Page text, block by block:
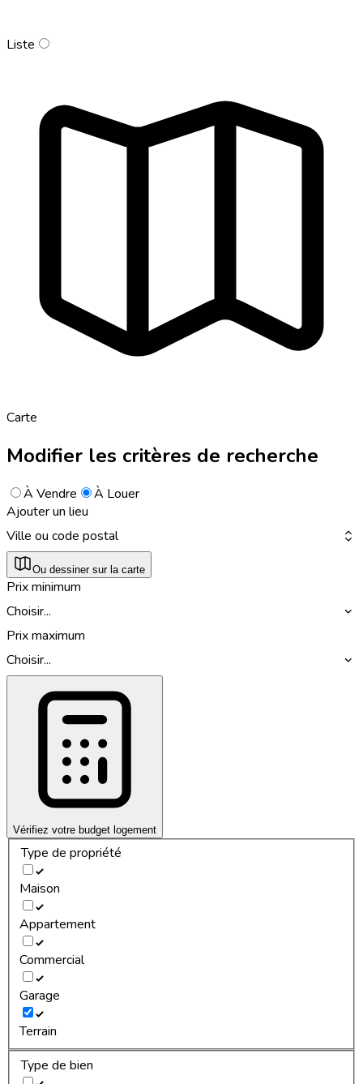
Liste
Carte
Modifier les critères de recherche
À Vendre
À Louer
Ajouter un lieu
Ville ou code postal
Ou dessiner sur la carte
Prix minimum
Choisir...
Prix maximum
Choisir...
Vérifiez votre budget logement
Type de propriété
Maison
Appartement
Commercial
Garage
Terrain
Type de bien